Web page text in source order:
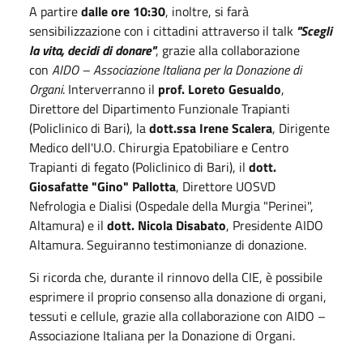
A partiredalle ore 10:30, inoltre, si farà
sensibilizzazione con i cittadini attraverso il talk "Scegli
la vita, decidi di donare", grazie alla collaborazione
con AIDO – Associazione Italiana per la Donazione di
Organi. Interverranno il prof. Loreto Gesualdo,
Direttore del Dipartimento Funzionale Trapianti
(Policlinico di Bari), ladott.ssa Irene Scalera, Dirigente
Medico dell'U.O. Chirurgia Epatobiliare e Centro
Trapianti di fegato (Policlinico di Bari), il dott.
Giosafatte "Gino" Pallotta, Direttore UOSVD
Nefrologia e Dialisi (Ospedale della Murgia "Perinei",
Altamura) e il dott. Nicola Disabato, Presidente AIDO
Altamura. Seguiranno testimonianze di donazione.
Si ricorda che, durante il rinnovo della CIE, è possibile
esprimere il proprio consenso alla donazione di organi,
tessuti e cellule, grazie alla collaborazione con AIDO –
Associazione Italiana per la Donazione di Organi.